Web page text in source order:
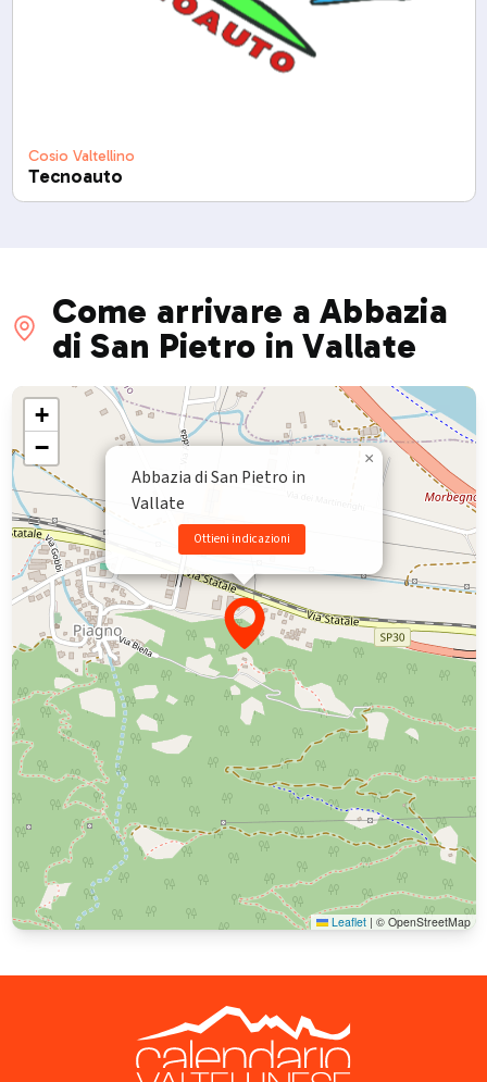
Cosio Valtellino
Tecnoauto
Come arrivare a Abbazia
di San Pietro in Vallate
Abbazia di San Pietro in
Vallate
Ottieni indicazioni
×
+
−
Leaflet | © OpenStreetMap